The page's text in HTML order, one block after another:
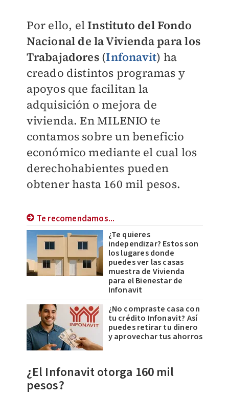
Por ello, elInstituto del Fondo
Nacional de la Vivienda para los
Trabajadores (Infonavit) ha
creado distintos programas y
apoyos que facilitan la
adquisición o mejora de
vivienda. EnMILENIO te
contamos sobre un beneficio
económico mediante el cual los
derechohabientes pueden
obtener hasta 160 mil pesos.
Te recomendamos...
¿Te quieres
independizar? Estos son
los lugares donde
puedes ver las casas
muestra de Vivienda
para el Bienestar de
Infonavit
¿No compraste casa con
tu crédito Infonavit? Así
puedes retirar tu dinero
y aprovechar tus ahorros
¿El Infonavit otorga 160 mil
pesos?